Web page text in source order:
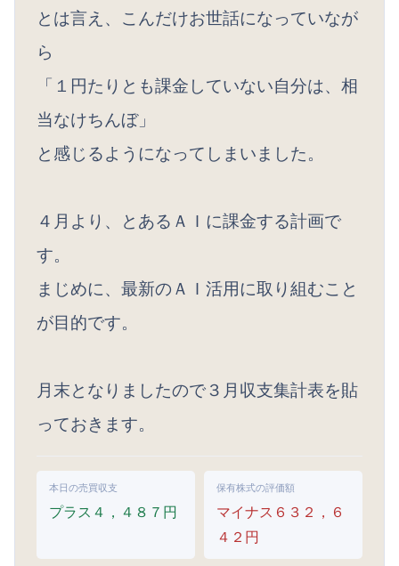
とは言え、こんだけお世話になっていなが
ら
「１円たりとも課金していない自分は、相
当なけちんぼ」
と感じるようになってしまいました。
４月より、とあるＡＩに課金する計画で
す。
まじめに、最新のＡＩ活用に取り組むこと
が目的です。
月末となりましたので３月収支集計表を貼
っておきます。
本日の売買収支
プラス４，４８７円
保有株式の評価額
マイナス６３２，６
４２円